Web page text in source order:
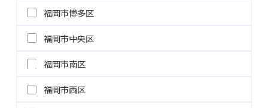
福岡市博多区
福岡市中央区
福岡市南区
福岡市西区